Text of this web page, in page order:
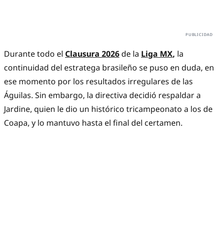
Durante todo el Clausura 2026de la Liga MX, la
continuidad del estratega brasileño se puso en duda, en
ese momento por los resultados irregulares de las
Águilas. Sin embargo, la directiva decidió respaldar a
Jardine, quien le dio un histórico tricampeonato a los de
Coapa, y lo mantuvo hasta el final del certamen.